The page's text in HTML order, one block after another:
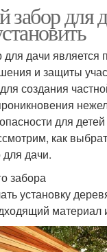
для
дачи является
и защиты
создания
для
как
дачи.
забора
установку
материал